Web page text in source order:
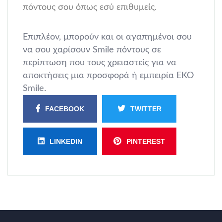
πόντους σου όπως εσύ επιθυμείς.
Επιπλέον, μπορούν και οι αγαπημένοι σου
να σου χαρίσουν Smile πόντους σε
περίπτωση που τους χρειαστείς για να
αποκτήσεις μια προσφορά ή εμπειρία ΕΚΟ
Smile.
FACEBOOK TWITTER
LINKEDIN PINTEREST